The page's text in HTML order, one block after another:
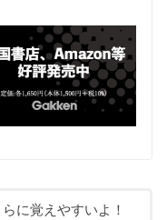
に覚えやすいよ！